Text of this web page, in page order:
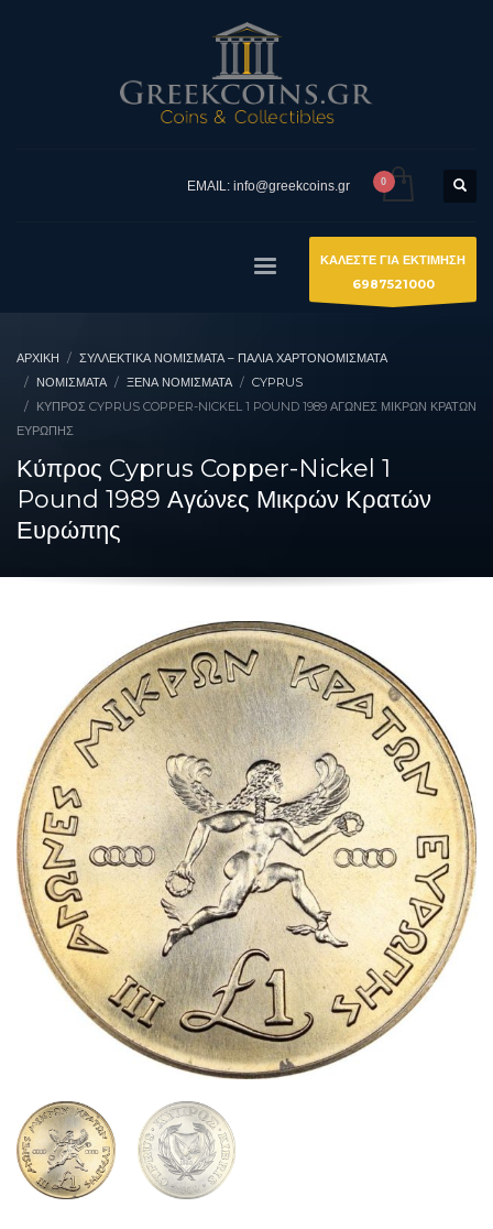
EMAIL: info@greekcoins.gr
ΚΑΛΕΣΤΕ ΓΙΑ ΕΚΤΙΜΗΣΗ
6987521000
ΑΡΧΙΚΉ
ΣΥΛΛΕΚΤΙΚΆ ΝΟΜΊΣΜΑΤΑ – ΠΑΛΙΆ ΧΑΡΤΟΝΟΜΊΣΜΑΤΑ
ΝΟΜΙΣΜΑΤΑ
ΞΈΝΑ ΝΟΜΊΣΜΑΤΑ
CYPRUS
ΚΎΠΡΟΣ CYPRUS COPPER-NICKEL 1 POUND 1989 ΑΓΏΝΕΣ ΜΙΚΡΏΝ ΚΡΑΤΏΝ
ΕΥΡΏΠΗΣ
Κύπρος Cyprus Copper-Nickel 1
Pound 1989 Αγώνες Μικρών Κρατών
Ευρώπης